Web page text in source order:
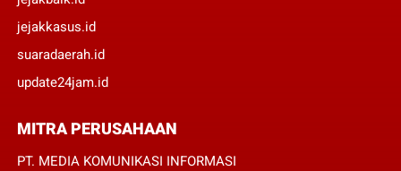
jejakkasus.id
suaradaerah.id
update24jam.id
MITRA PERUSAHAAN
PT. MEDIA KOMUNIKASI INFORMASI